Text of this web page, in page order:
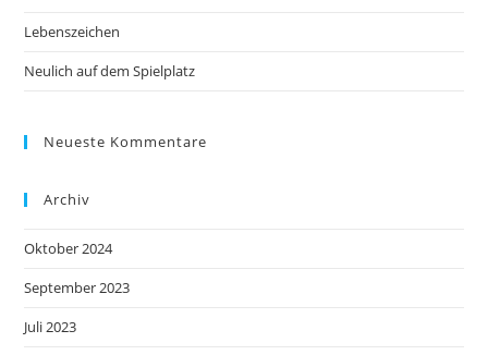
Lebenszeichen
Neulich auf dem Spielplatz
Neueste Kommentare
Archiv
Oktober 2024
September 2023
Juli 2023